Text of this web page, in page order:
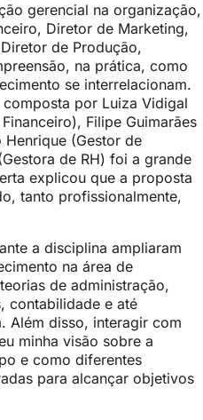
gerencial na organização,
Diretor de Marketing,
de Produção,
na prática, como
se interrelacionam.
por Luiza Vidigal
Filipe Guimarães
(Gestor de
de RH) foi a grande
explicou que a proposta
tanto profissionalmente,
a disciplina ampliaram
na área de
de administração,
contabilidade e até
Além disso, interagir com
minha visão sobre a
e como diferentes
para alcançar objetivos